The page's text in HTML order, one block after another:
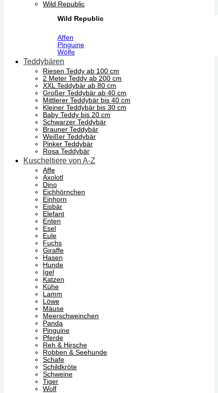
Wild Republic
Wild Republic
Affen
Pinguine
Wölfe
Teddybären
Riesen Teddy ab 100 cm
2 Meter Teddy ab 200 cm
XXL Teddybär ab 80 cm
Großer Teddybär ab 40 cm
Mittlerer Teddybär bis 40 cm
Kleiner Teddybär bis 30 cm
Baby Teddy bis 20 cm
Schwarzer Teddybär
Brauner Teddybär
Weißer Teddybär
Pinker Teddybär
Rosa Teddybär
Kuscheltiere von A-Z
Affe
Axolotl
Dino
Eichhörnchen
Einhorn
Eisbär
Elefant
Enten
Esel
Eule
Fuchs
Giraffe
Hasen
Hunde
Igel
Katzen
Kühe
Lamm
Löwe
Mäuse
Meerschweinchen
Panda
Pinguine
Pferde
Reh & Hirsche
Robben & Seehunde
Schafe
Schildkröte
Schweine
Tiger
Wolf